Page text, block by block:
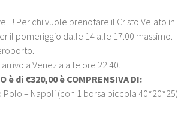
!! Per chi vuole prenotare il Cristo Velato in
il pomeriggio dalle 14 alle 17.00 massimo.
a Venezia alle ore 22.40.
è di €320,00 è COMPRENSIVA DI:
– Napoli (con 1 borsa piccola 40*20*25)